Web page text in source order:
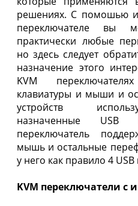
решениях. С помошью
переключателе вы
практически любые
но здесь следует
назначение этого
KVM
клавиатуры и мыши и
устройств
назначенные
переключатель
мышь и остальные
у него как правило 4 USB
KVM переключатели с